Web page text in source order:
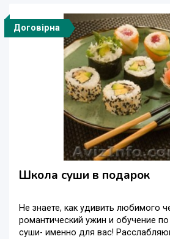
Договірна
Школа суши в подарок
Не знаете, как удивить любимого
романтический ужин и обучение
суши- именно для вас!